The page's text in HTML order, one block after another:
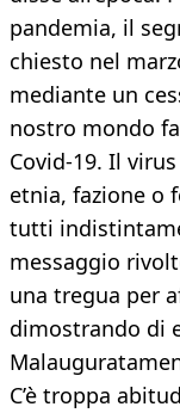
pandemia, il
chiesto nel
mediante un
nostro mondo
Covid-19. Il
etnia, fazione o
tutti
messaggio
una tregua per
dimostrando di
C’è troppa